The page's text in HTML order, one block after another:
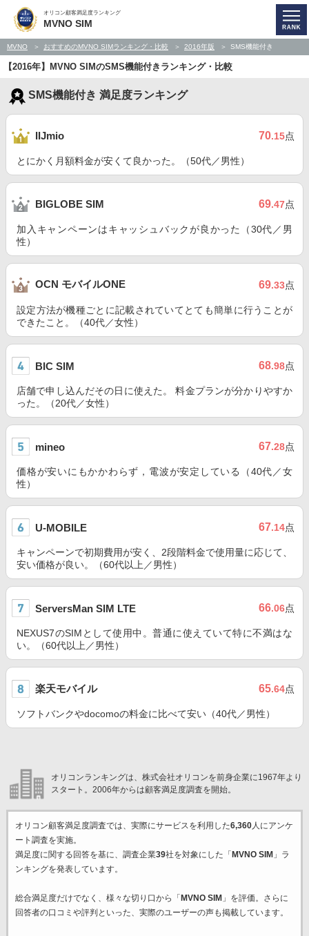
オリコン顧客満足度ランキング
MVNO SIM
MVNO おすすめのMVNO SIMランキング・比較 2016年版 SMS機能付き
【2016年】MVNO SIMのSMS機能付きランキング・比較
SMS機能付き 満足度ランキング
IIJmio 70.15点
とにかく月額料金が安くて良かった。（50代／男性）
BIGLOBE SIM 69.47点
加入キャンペーンはキャッシュバックが良かった（30代／男
性）
OCN モバイルONE 69.33点
設定方法が機種ごとに記載されていてとても簡単に行うことが
できたこと。（40代／女性）
BIC SIM 68.98点
店舗で申し込んだその日に使えた。 料金プランが分かりやすか
った。（20代／女性）
mineo 67.28点
価格が安いにもかかわらず，電波が安定している（40代／女
性）
U-MOBILE 67.14点
キャンペーンで初期費用が安く、2段階料金で使用量に応じて、
安い価格が良い。（60代以上／男性）
ServersMan SIM LTE 66.06点
NEXUS7のSIMとして使用中。普通に使えていて特に不満はな
い。（60代以上／男性）
楽天モバイル 65.64点
ソフトバンクやdocomoの料金に比べて安い（40代／男性）
オリコンランキングは、株式会社オリコンを前身企業に1967年より
スタート。2006年からは顧客満足度調査を開始。
オリコン顧客満足度調査では、実際にサービスを利用した6,360人にアンケ
ート調査を実施。
満足度に関する回答を基に、調査企業39社を対象にした「 MVNO SIM 」ラ
ンキングを発表しています。
総合満足度だけでなく、様々な切り口から「 MVNO SIM 」を評価。さらに
回答者の口コミや評判といった、実際のユーザーの声も掲載しています。